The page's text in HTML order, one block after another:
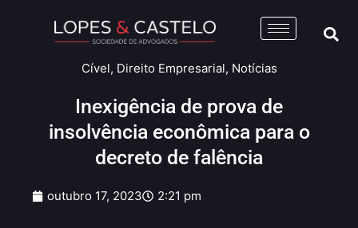
Cível, Direito Empresarial, Notícias
Inexigência de prova de
insolvência econômica para o
decreto de falência
outubro 17, 2023 2:21 pm